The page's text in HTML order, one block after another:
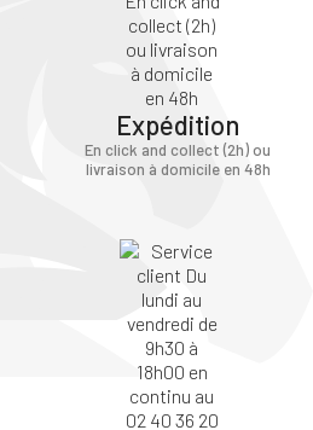
Expédition
En click and collect (2h) ou
livraison à domicile en 48h